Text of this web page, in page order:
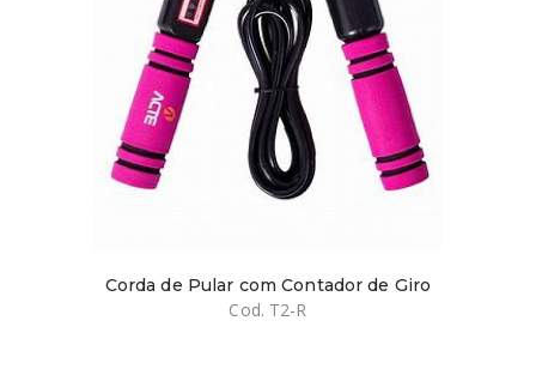
Corda de Pular com Contador de Giro
Cod. T2-R